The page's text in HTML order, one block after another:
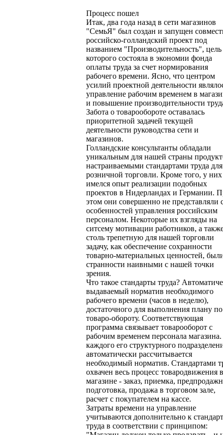
Процесс пошел
Итак, два года назад в сети магазинов
"СемьЯ" был создан и запущен
российско-голландский проект под
названием "Производительность", цель
которого состояла в экономии фонда
оплаты труда за счет нормирования
рабочего времени. Ясно, что центром
усилий проектной деятельности
управление рабочим временем в
и повышение производительности
Забота о товарообороте оставалась
приоритетной задачей текущей
деятельности руководства сети и
магазинов.
Голландские консультанты обладали
уникальным для нашей страны
настраиваемыми стандартами труда для
розничной торговли. Кроме того, у них
имелся опыт реализации подобных
проектов в Нидерландах и Германии.
этом они совершенно не представляли
особенностей управления российским
персоналом. Некоторые их взгляды на
ситсему мотивации работников, а
столь трепетную для нашей торговли
задачу, как обеспечение сохранности
товарно-материальных ценностей,
странности наивными с нашей точки
зрения.
Что такое стандарты труда?
выдаваемый норматив необходимого
рабочего времени (часов в неделю),
достаточного для выполнения плану по
товаро-обороту. Соответствующая
программа связывает товарооборот с
рабочим временем персонала
каждого его структурного
автоматически рассчитывается
необходимый норматив. Стандартами
охвачен весь процесс товародвижения в
магазине - заказ, приемка,
подготовка, продажа в торговом зале,
расчет с покупателем на кассе.
Затраты времени на управление
учитываются дополнительно к
труда в соответствии с принципом: